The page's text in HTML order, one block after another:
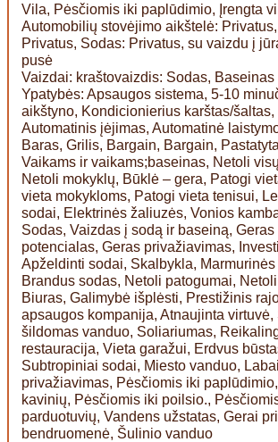
Vila, Pėsčiomis iki paplūdimio, Įrengta
Automobilių stovėjimo aikštelė:
Privatus, Sodas: Privatus, su vaizdu į
pusė
Vaizdai: kraštovaizdis: Sodas, Baseinas
Ypatybės: Apsaugos sistema, 5-10
aikštyno, Kondicionierius karštas/
Automatinis įėjimas, Automatinė
Baras, Grilis, Bargain, Bargain,
Vaikams ir vaikams;baseinas, Netoli
Netoli mokyklų, Būklė – gera, Patogi
vieta mokykloms, Patogi vieta tenisui,
sodai, Elektrinės žaliuzės, Vonios
Sodas, Vaizdas į sodą ir baseiną,
potencialas, Geras privažiavimas,
Apželdinti sodai, Skalbykla, Marmurinės
Brandus sodas, Netoli patogumai,
Biuras, Galimybė išplėsti, Prestižinis
apsaugos kompanija, Atnaujinta virtuvė,
šildomas vanduo, Soliariumas,
restauracija, Vieta garažui, Erdvus
Subtropiniai sodai, Miesto vanduo,
privažiavimas, Pėsčiomis iki
kavinių, Pėsčiomis iki poilsio.,
parduotuvių, Vandens užstatas, Gerai
bendruomenė, Šulinio vanduo